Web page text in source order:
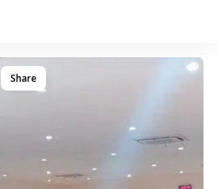
Share